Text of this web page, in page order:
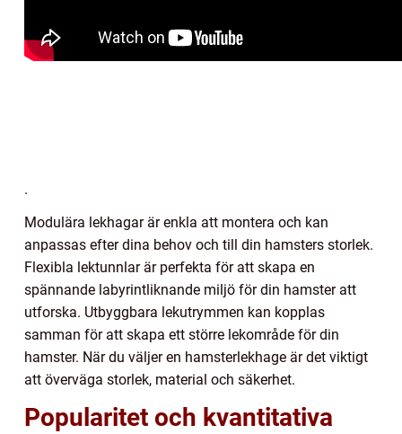
.
Modulära lekhagar är enkla att montera och kan
anpassas efter dina behov och till din hamsters storlek.
Flexibla lektunnlar är perfekta för att skapa en
spännande labyrintliknande miljö för din hamster att
utforska. Utbyggbara lekutrymmen kan kopplas
samman för att skapa ett större lekområde för din
hamster. När du väljer en hamsterlekhage är det viktigt
att överväga storlek, material och säkerhet.
Popularitet och kvantitativa